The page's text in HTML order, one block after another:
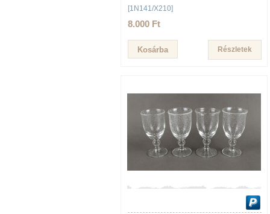
[1N141/X210]
8.000 Ft
Részletek